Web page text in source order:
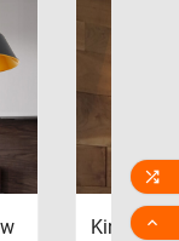
Kinkiety

